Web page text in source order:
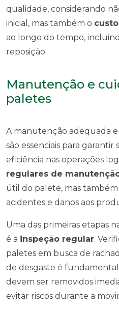
qualidade, considerando
inicial, mas também o
ao longo do tempo,
reposição.
Manutenção e
paletes
A manutenção adequada
são essenciais para
eficiência nas operações
regulares de
útil do palete, mas
acidentes e danos aos
Uma das primeiras etapas
é a inspeção regular.
paletes em busca de
de desgaste é
devem ser removidos
evitar riscos durante a